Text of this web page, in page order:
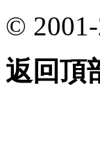
© 2001-
返回頂